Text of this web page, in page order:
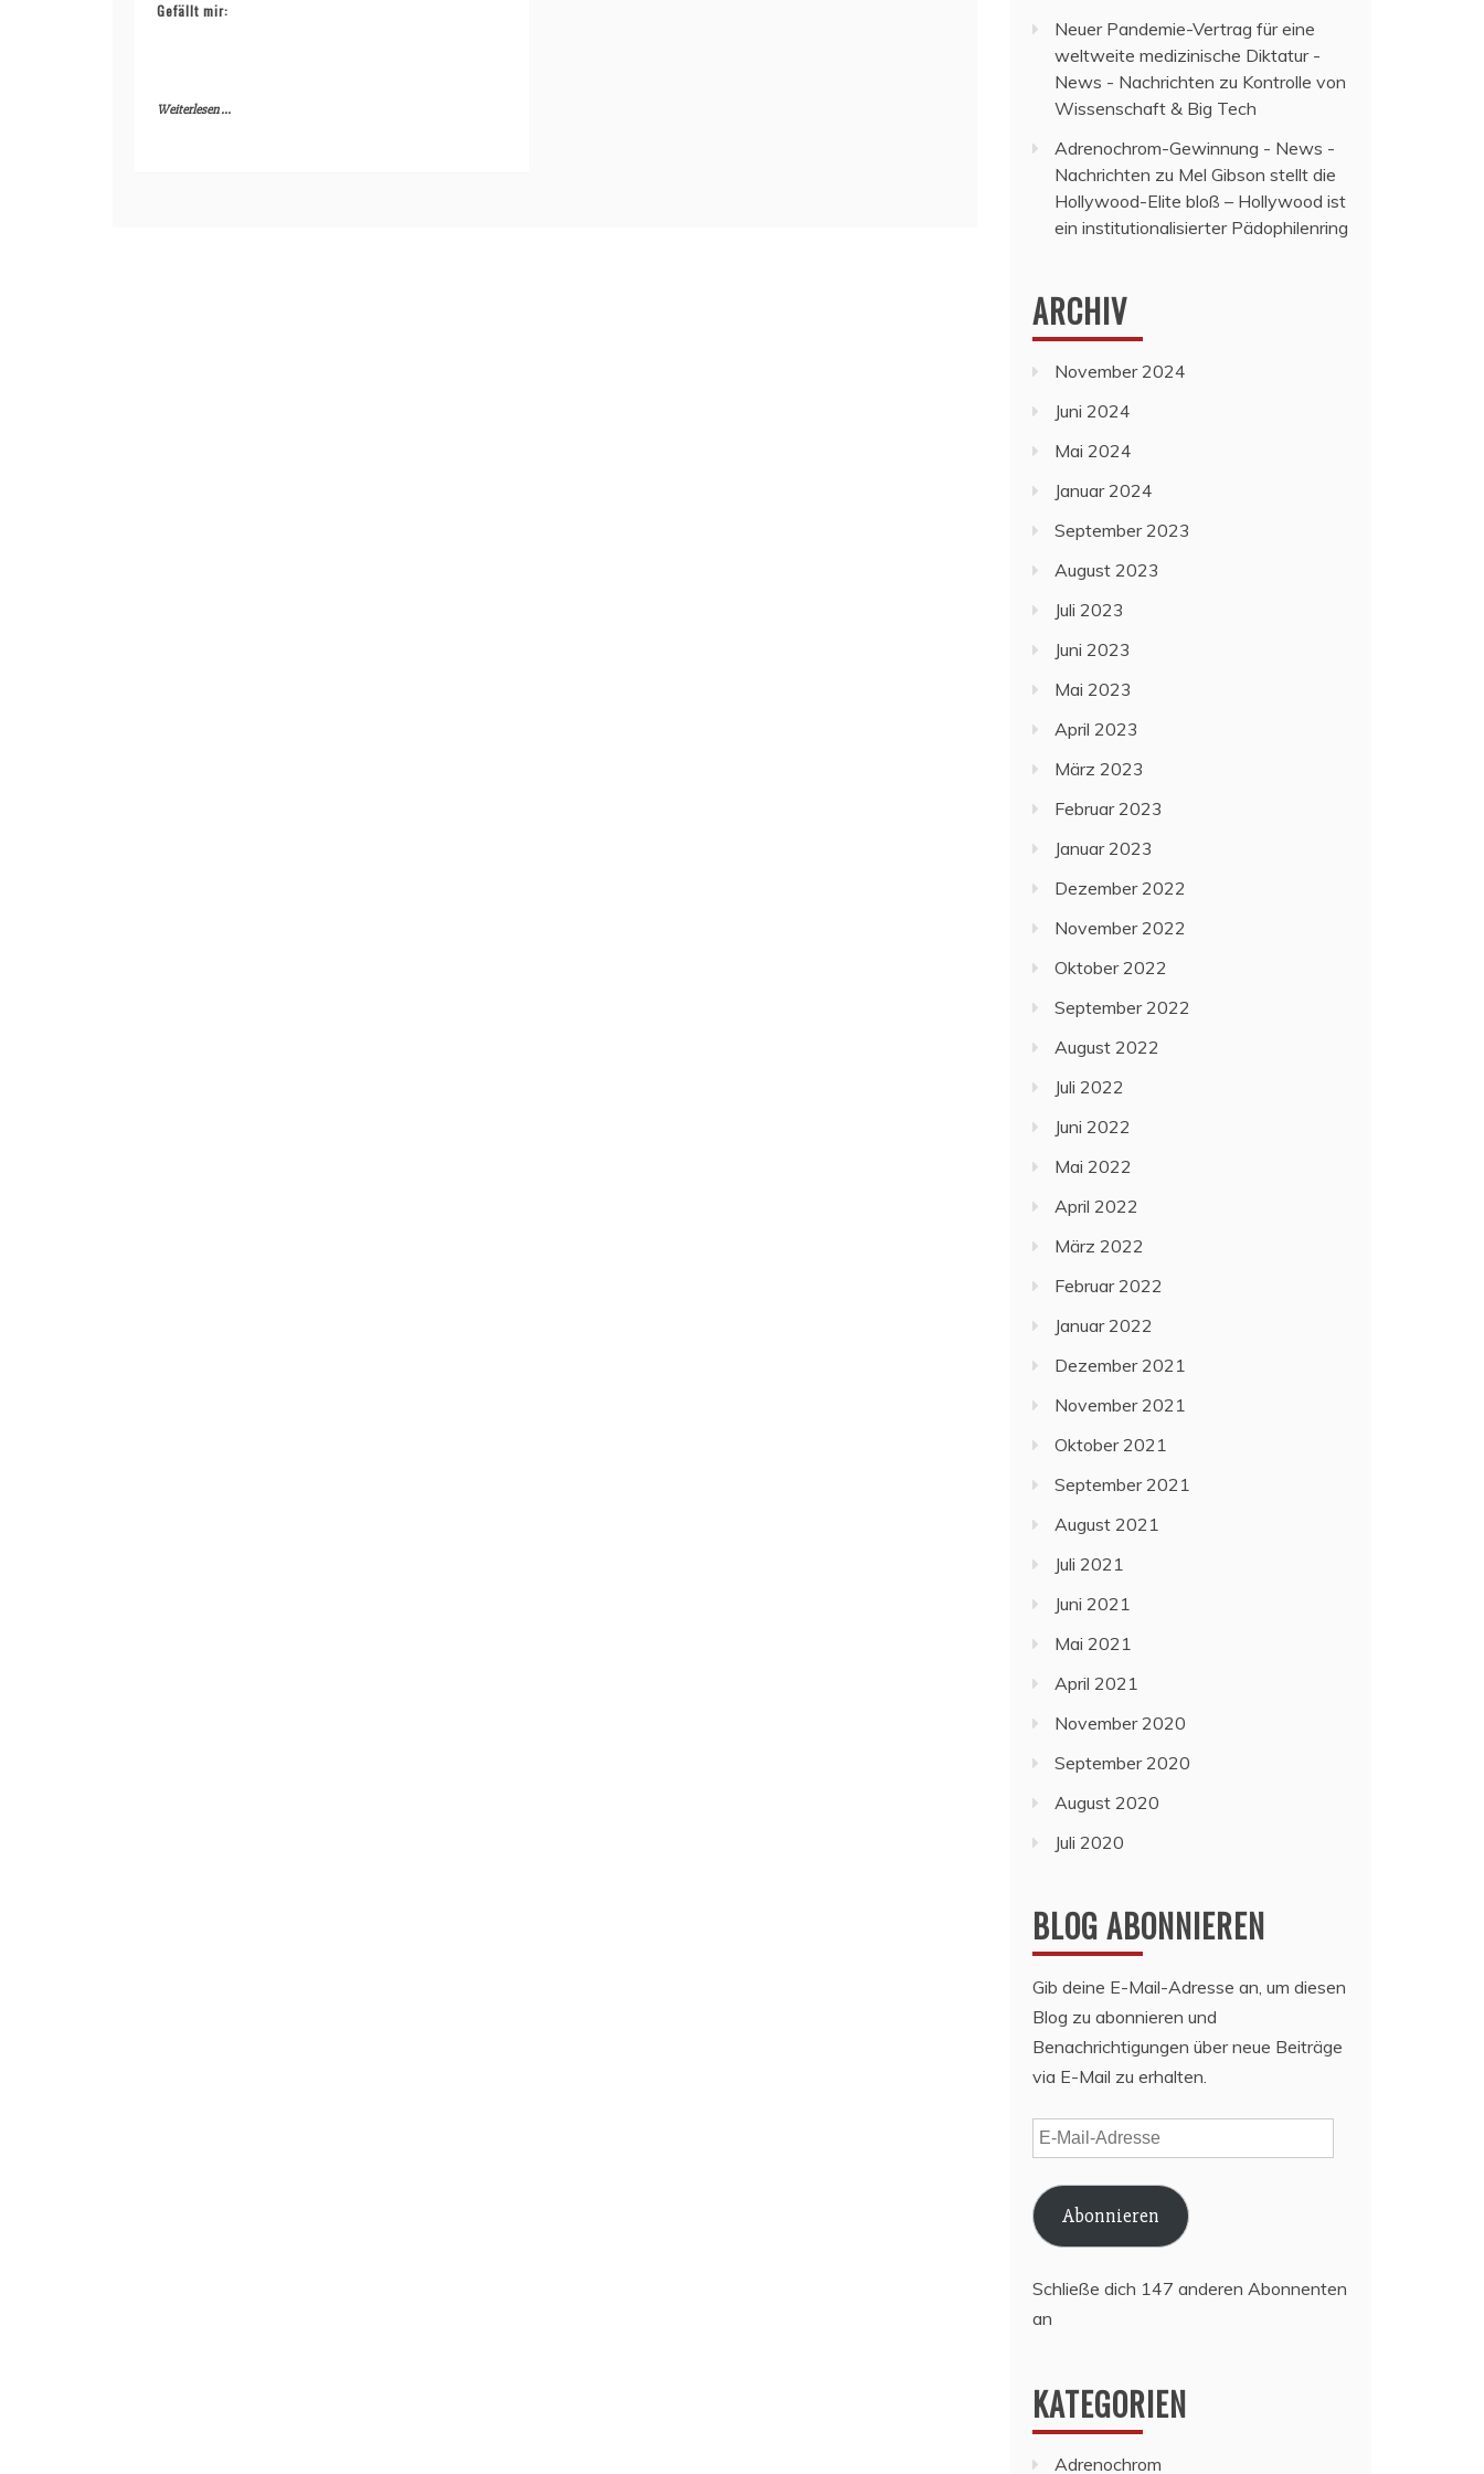
Gefällt mir:
Weiterlesen ...
Neuer Pandemie-Vertrag für eine
weltweite medizinische Diktatur -
News - Nachrichten zu Kontrolle von
Wissenschaft & Big Tech
Adrenochrom-Gewinnung - News -
Nachrichten zu Mel Gibson stellt die
Hollywood-Elite bloß – Hollywood ist
ein institutionalisierter Pädophilenring
ARCHIV
November 2024
Juni 2024
Mai 2024
Januar 2024
September 2023
August 2023
Juli 2023
Juni 2023
Mai 2023
April 2023
März 2023
Februar 2023
Januar 2023
Dezember 2022
November 2022
Oktober 2022
September 2022
August 2022
Juli 2022
Juni 2022
Mai 2022
April 2022
März 2022
Februar 2022
Januar 2022
Dezember 2021
November 2021
Oktober 2021
September 2021
August 2021
Juli 2021
Juni 2021
Mai 2021
April 2021
November 2020
September 2020
August 2020
Juli 2020
BLOG ABONNIEREN
Gib deine E-Mail-Adresse an, um diesen
Blog zu abonnieren und
Benachrichtigungen über neue Beiträge
via E-Mail zu erhalten.
E-
Mail-
Adresse
Abonnieren
Schließe dich 147 anderen Abonnenten
an
KATEGORIEN
Adrenochrom